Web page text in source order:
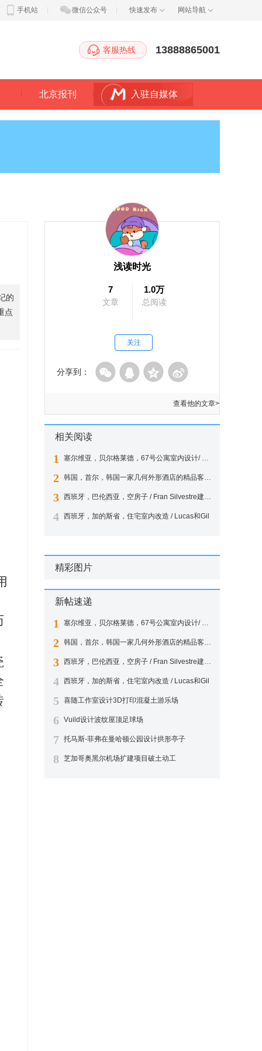
手机站 微信公众号 快速发布 网站导航
客服热线 13888865001
北京报刊 入驻自媒体
的
点
浅读时光
7
文章
1.0万
总阅读
关注
分享到：
查看他的文章>
相关阅读
1 塞尔维亚，贝尔格莱德，67号公寓室内设计/ EXE STUDIO
2 韩国，首尔，韩国一家几何外形酒店的精品客房设计 / Seungmo Lim
3 西班牙，巴伦西亚，空房子 / Fran Silvestre建筑师事务所
4 西班牙，加的斯省，住宅室内改造 / Lucas和Gil
精彩图片
新帖速递
1 塞尔维亚，贝尔格莱德，67号公寓室内设计/ EXE STUDIO
2 韩国，首尔，韩国一家几何外形酒店的精品客房设计 / Seungmo Lim
3 西班牙，巴伦西亚，空房子 / Fran Silvestre建筑师事务所
4 西班牙，加的斯省，住宅室内改造 / Lucas和Gil
5 喜随工作室设计3D打印混凝土游乐场
6 Vuild设计波纹屋顶足球场
7 托马斯-菲弗在曼哈顿公园设计拱形亭子
8 芝加哥奥黑尔机场扩建项目破土动工